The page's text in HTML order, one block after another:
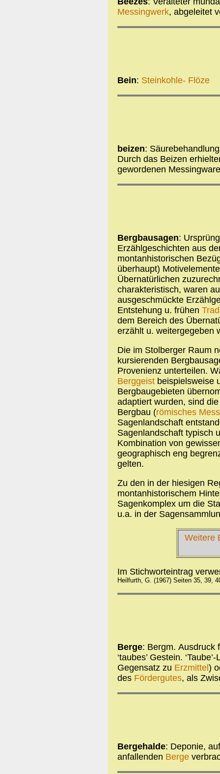
Messingwerk, abgeleitet
Bein: Steinkohle- Flöze
beizen:
Durch das Beizen
gewordenen
Bergbausagen:
Erzählgeschichten aus
montanhistorischen
überhaupt)
Übernatürlichen
charakteristisch, waren
ausgeschmückte
Entstehung u. frühen
dem Bereich des
erzählt u. weitergegeben
Die im Stolberger Raum
kursierenden
Provenienz unterteilen.
Berggeistbeispielsweise
Bergbaugebieten
adaptiert wurden, sind
Bergbau (römisches
Sagenlandschaft
Sagenlandschaft typisch
Kombination von
geographisch eng
gelten.
Zu den in der hiesigen
montanhistorischem
Sagenkomplex um die
u.a. in der
Weitere
Im Stichworteintrag
Heilfurth, G. (1967) Seiten 35, 39,
Berge: Bergm. Ausdruck
‘taubes’ Gestein.
Gegensatz zu Erzmittel)
des Fördergutes, als
Bergehalde: Deponie,
anfallenden Berge